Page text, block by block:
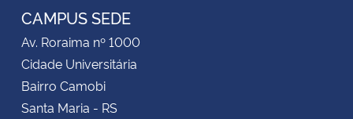
CAMPUS SEDE
Av. Roraima nº 1000
Cidade Universitária
Bairro Camobi
Santa Maria - RS